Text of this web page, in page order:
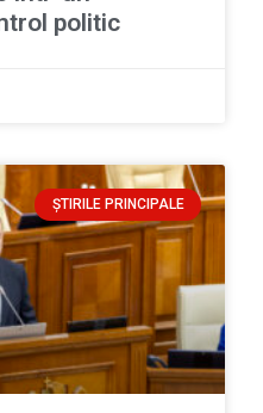
politic
ȘTIRILE PRINCIPALE